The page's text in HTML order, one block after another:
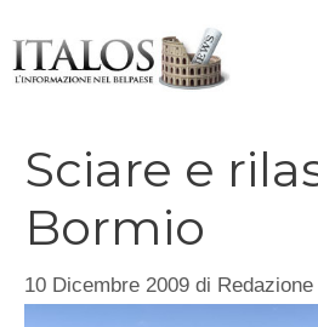
al
contenuto
Sciare e
Bormio
10 Dicembre 2009 di Redazione